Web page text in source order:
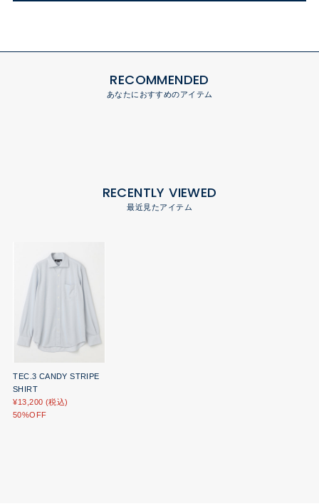
RECOMMENDED
あなたにおすすめのアイテム
RECENTLY VIEWED
最近見たアイテム
TEC.3 CANDY STRIPE
SHIRT
¥13,200 (税込)
50%OFF